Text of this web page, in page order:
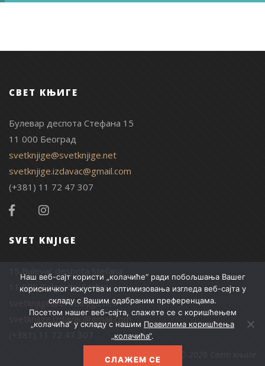
СВЕТ КЊИГЕ
Булевар деспота Стефана 15
11 000 Београд
svetknjige@svetknjige.net
svetknjige.izdavac@gmail.com
(+381) 11 72 47 307
SVET KNJIGE
15 Bulevar despota Stefana
11 000 Belgrade, Serbia
svetknjige@svetknjige.net
svetknjige.izdavac@gmail.com
Наш веб-сајт користи „колачиће“ ради побољшања Вашег
корисничког искуства и оптимизовања изгледа веб-сајта у
складу с Вашим одабраним преференцама.
Посетом нашег веб-сајта, слажете се с коришћењем
„колачића“ у складу с нашим Правилима коришћења
„колачића“.
СЛАЖЕМ СЕ